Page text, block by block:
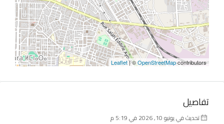
Leaflet| ©OpenStreetMapcontributors
تفاصيل
تحديث في يونيو 10, 2026 في 5:19 م